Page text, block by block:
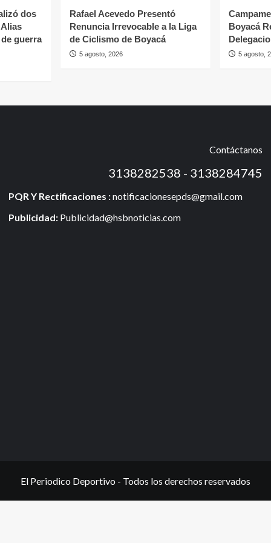
dos
guerra
Rafael Acevedo Presentó
Renuncia Irrevocable a la Liga
de Ciclismo de Boyacá
5 agosto, 2026
Boyacá
5 agosto,
Contáctanos
3138282538 - 3138284745
PQR Y Rectificaciones :notificacionesepds@gmail.com
Publicidad: Publicidad@hsbnoticias.com